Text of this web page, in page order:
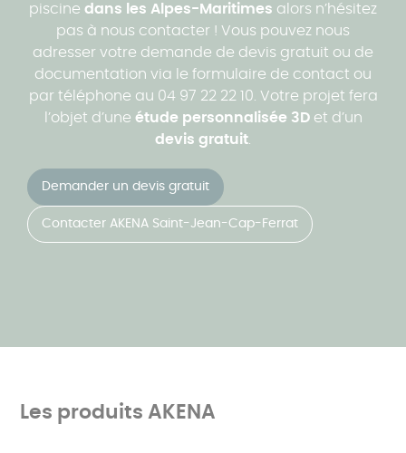
piscine dans les Alpes-Maritimes alors n’hésitez
pas à nous contacter ! Vous pouvez nous
adresser votre demande de devis gratuit ou de
documentation via le formulaire de contact ou
par téléphone au 04 97 22 22 10. Votre projet fera
l’objet d’une étude personnalisée 3D et d’un
devis gratuit
Demander un devis gratuit
Contacter AKENA Saint-Jean-Cap-Ferrat
Les produits AKENA